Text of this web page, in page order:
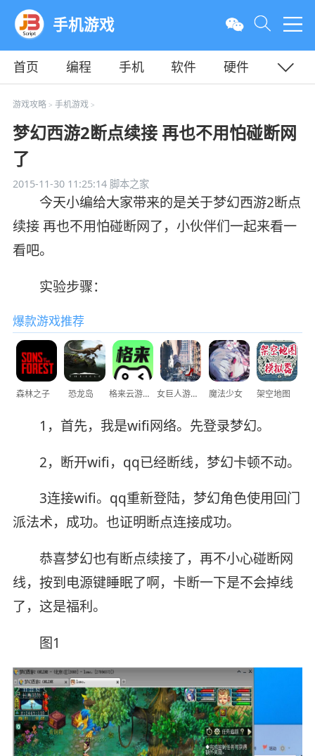
手机游戏
首页 编程 手机 软件
硬件
教程
平面
游戏攻略> 手机游戏>
梦幻西游2断点续接 再也不用怕碰断网
了
2015-11-30 11:25:14脚本之家
今天小编给大家带来的是关于梦幻西游2断点
续接 再也不用怕碰断网了，小伙伴们一起来看一
看吧。
实验步骤：
爆款游戏推荐
森林之子 恐龙岛 格来云游戏 女巨人游乐场 魔法少女 架空地图
1，首先，我是wifi网络。先登录梦幻。
2，断开wifi，qq已经断线，梦幻卡顿不动。
3连接wifi。qq重新登陆，梦幻角色使用回门
派法术，成功。也证明断点连接成功。
恭喜梦幻也有断点续接了，再不小心碰断网
线，按到电源键睡眠了啊，卡断一下是不会掉线
了，这是福利。
图1